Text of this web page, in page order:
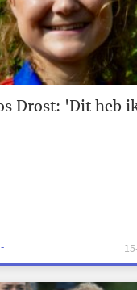
Drost: 'Dit heb